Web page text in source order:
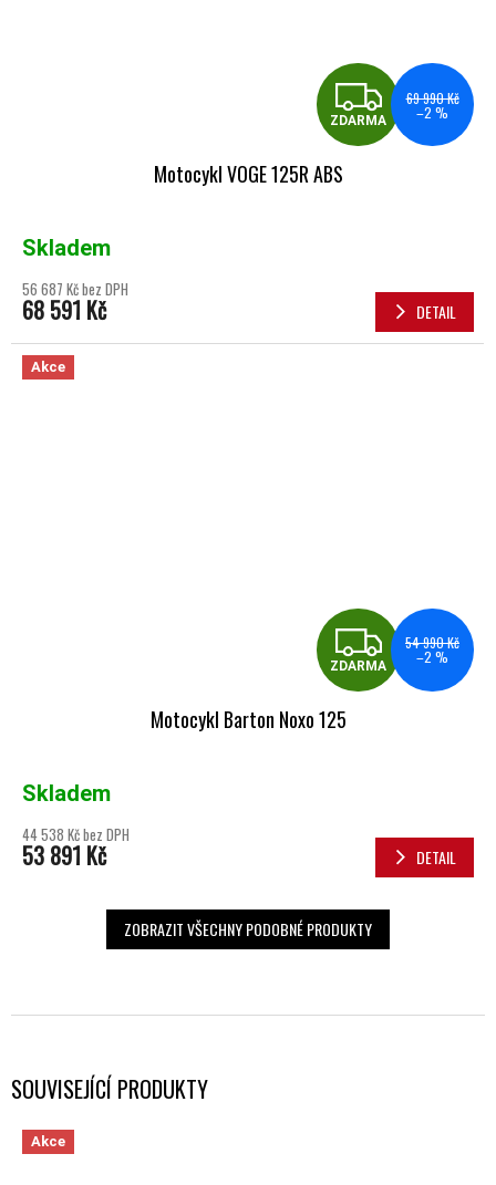
SOUVISEJÍCÍ PRODUKTY
Akce
ZDARMA
69 990 Kč
–2 %
Motocykl VOGE 125R ABS
Skladem
56 687 Kč bez DPH
68 591 Kč DETAIL
Akce
ZDARMA
54 990 Kč
–2 %
Motocykl Barton Noxo 125
Skladem
44 538 Kč bez DPH
53 891 Kč DETAIL
ZOBRAZIT VŠECHNY PODOBNÉ PRODUKTY